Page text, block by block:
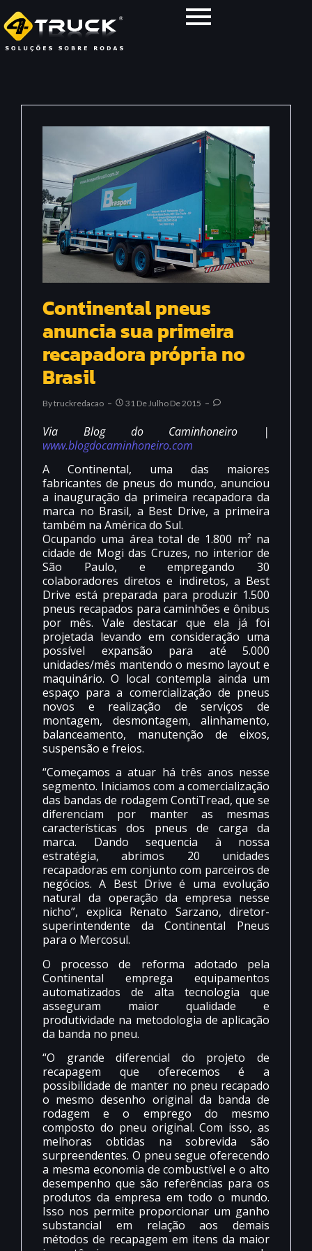
Continental pneus
anuncia sua primeira
recapadora própria no
ByTruckredacao 31 De Julho De 2015
Via Blog do Caminhoneiro |
www.blogdocaminhoneiro.com
A Continental, uma das maiores
fabricantes de pneus do mundo, anunciou
a inauguração da primeira recapadora da
marca no Brasil, a Best Drive, a primeira
também na América do Sul.
Ocupando uma área total de 1.800 m² na
cidade de Mogi das Cruzes, no interior de
São Paulo, e empregando 30
colaboradores diretos e indiretos, a Best
Drive está preparada para produzir 1.500
pneus recapados para caminhões e ônibus
por mês. Vale destacar que ela já foi
projetada levando em consideração uma
possível expansão para até 5.000
unidades/mês mantendo o mesmo layout e
maquinário. O local contempla ainda um
espaço para a comercialização de pneus
novos e realização de serviços de
montagem, desmontagem, alinhamento,
balanceamento, manutenção de eixos,
suspensão e freios.
“Começamos a atuar há três anos nesse
segmento. Iniciamos com a comercialização
das bandas de rodagem ContiTread, que se
diferenciam por manter as mesmas
características dos pneus de carga da
marca. Dando sequencia à nossa
estratégia, abrimos 20 unidades
recapadoras em conjunto com parceiros de
negócios. A Best Drive é uma evolução
natural da operação da empresa nesse
nicho”, explica Renato Sarzano, diretor-
superintendente da Continental Pneus
para o Mercosul.
O processo de reforma adotado pela
Continental emprega equipamentos
automatizados de alta tecnologia que
asseguram maior qualidade e
produtividade na metodologia de aplicação
da banda no pneu.
“O grande diferencial do projeto de
recapagem que oferecemos é a
possibilidade de manter no pneu recapado
o mesmo desenho original da banda de
rodagem e o emprego do mesmo
composto do pneu original. Com isso, as
melhoras obtidas na sobrevida são
surpreendentes. O pneu segue oferecendo
a mesma economia de combustível e o alto
desempenho que são referências para os
produtos da empresa em todo o mundo.
Isso nos permite proporcionar um ganho
substancial em relação aos demais
métodos de recapagem em itens da maior